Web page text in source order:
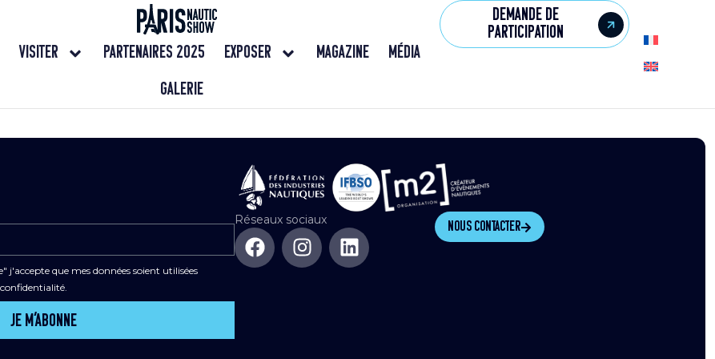
Visiter Partenaires 2025 Exposer Magazine
Média
Galerie
Demande de
participation
j'accepte que mes données soient utilisées
Je m’abonne
Réseaux sociaux Nous contacter